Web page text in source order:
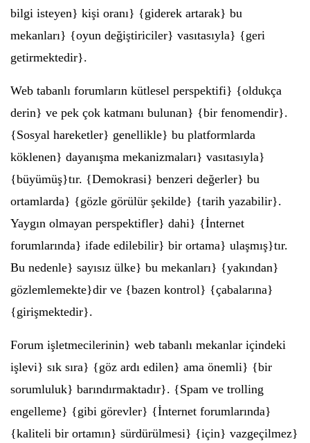
bilgi isteyen} kişi oranı} {giderek artarak} bu
mekanları} {oyun değiştiriciler} vasıtasıyla} {geri
getirmektedir}.
Web tabanlı forumların kütlesel perspektifi} {oldukça
derin} ve pek çok katmanı bulunan} {bir fenomendir}.
{Sosyal hareketler} genellikle} bu platformlarda
köklenen} dayanışma mekanizmaları} vasıtasıyla}
{büyümüş}tır. {Demokrasi} benzeri değerler} bu
ortamlarda} {gözle görülür şekilde} {tarih yazabilir}.
Yaygın olmayan perspektifler} dahi} {İnternet
forumlarında} ifade edilebilir} bir ortama} ulaşmış}tır.
Bu nedenle} sayısız ülke} bu mekanları} {yakından}
gözlemlemekte}dir ve {bazen kontrol} {çabalarına}
{girişmektedir}.
Forum işletmecilerinin} web tabanlı mekanlar içindeki
işlevi} sık sıra} {göz ardı edilen} ama önemli} {bir
sorumluluk} barındırmaktadır}. {Spam ve trolling
engelleme} {gibi görevler} {İnternet forumlarında}
{kaliteli bir ortamın} sürdürülmesi} {için} vazgeçilmez}